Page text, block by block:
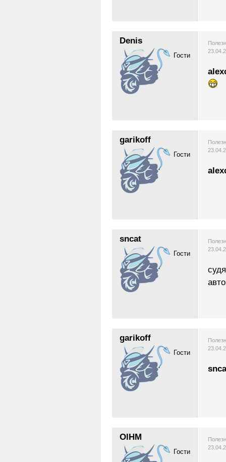
Denis
Гости
garikoff
Гости
sncat
Гости
garikoff
Гости
OlHM
Гости